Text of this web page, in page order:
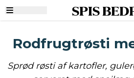
SPIS
Rodfrugtrøsti
Sprød røsti af kartofler,